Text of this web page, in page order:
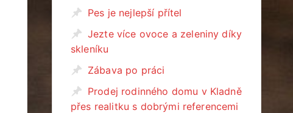
Pes je nejlepší přítel
Jezte více ovoce a zeleniny díky
skleníku
Zábava po práci
Prodej rodinného domu v Kladně
přes realitku s dobrými referencemi